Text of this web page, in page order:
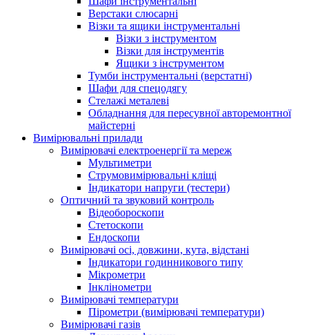
Верстаки слюсарні
Візки та ящики інструментальні
Візки з інструментом
Візки для інструментів
Ящики з інструментом
Тумби інструментальні (верстатні)
Шафи для спецодягу
Стелажі металеві
Обладнання для пересувної авторемонтної
майстерні
Вимірювальні прилади
Вимірювачі електроенергії та мереж
Мультиметри
Струмовимірювальні кліщі
Індикатори напруги (тестери)
Оптичний та звуковий контроль
Відеобороскопи
Стетоскопи
Ендоскопи
Вимірювачі осі, довжини, кута, відстані
Індикатори годинникового типу
Мікрометри
Інклінометри
Вимірювачі температури
Пірометри (вимірювачі температури)
Вимірювачі газів